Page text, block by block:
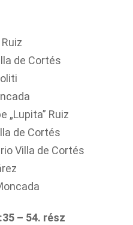
de Cortés
„Lupita” Ruiz
de Cortés
Villa de Cortés
– 54. rész